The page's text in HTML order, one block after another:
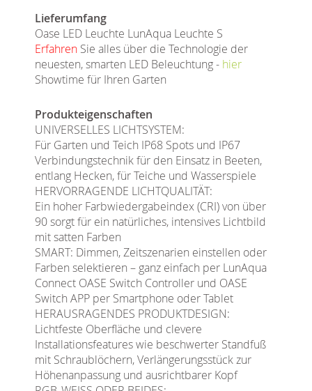
Lieferumfang
Oase LED Leuchte LunAqua Leuchte S
Erfahren Sie alles über die Technologie der
neuesten, smarten LED Beleuchtung - hier
Showtime für Ihren Garten
Produkteigenschaften
UNIVERSELLES LICHTSYSTEM:
Für Garten und Teich IP68 Spots und IP67
Verbindungstechnik für den Einsatz in Beeten,
entlang Hecken, für Teiche und Wasserspiele
HERVORRAGENDE LICHTQUALITÄT:
Ein hoher Farbwiedergabeindex (CRI) von über
90 sorgt für ein natürliches, intensives Lichtbild
mit satten Farben
SMART: Dimmen, Zeitszenarien einstellen oder
Farben selektieren – ganz einfach per LunAqua
Connect OASE Switch Controller und OASE
Switch APP per Smartphone oder Tablet
HERAUSRAGENDES PRODUKTDESIGN:
Lichtfeste Oberfläche und clevere
Installationsfeatures wie beschwerter Standfuß
mit Schraublöchern, Verlängerungsstück zur
Höhenanpassung und ausrichtbarer Kopf